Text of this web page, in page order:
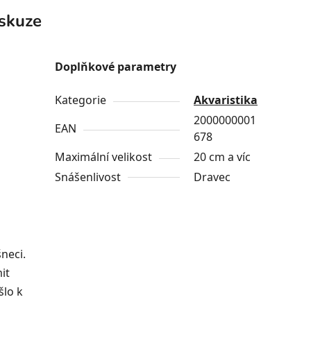
k
Doplňkové parametry
Kategorie
Akvaristika
EAN
2000000001
678
Maximální velikost
20 cm a víc
Snášenlivost
Dravec